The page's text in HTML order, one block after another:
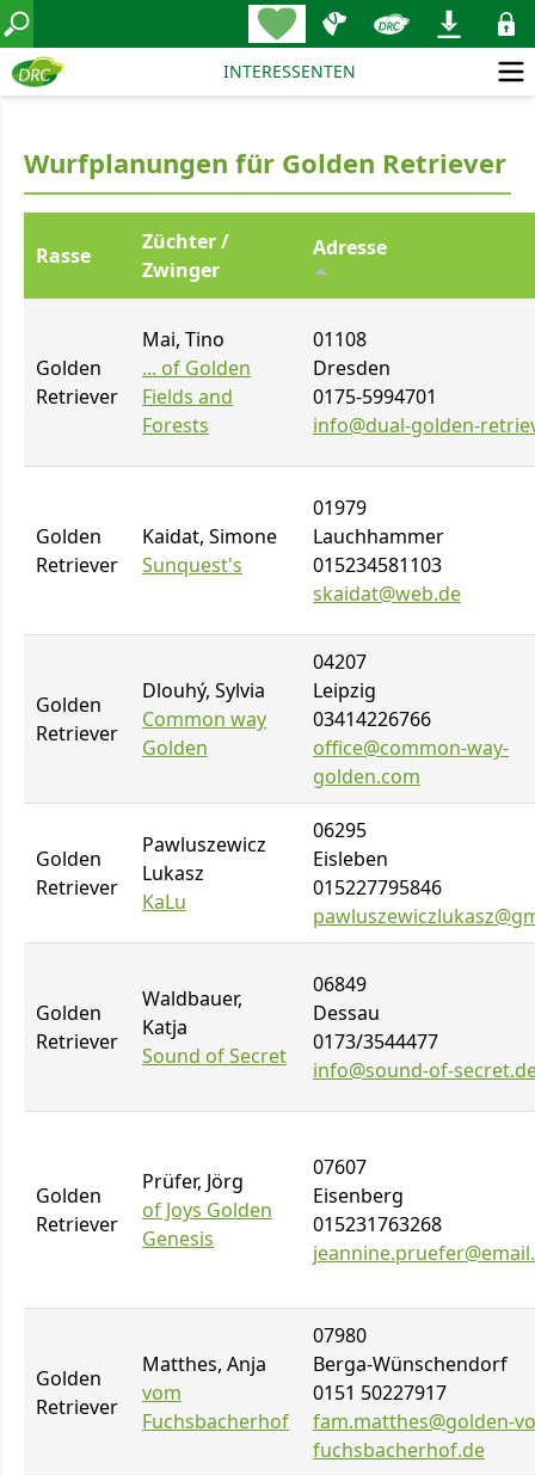
INTERESSENTEN
Wurfplanungen für Golden Retriever
Rasse
Züchter /
Zwinger
Adresse
Golden
Retriever
Mai, Tino
... of Golden
Fields and
Forests
01108
Dresden
0175-5994701
info@dual-golden-
Golden
Retriever
Kaidat, Simone
Sunquest's
01979
Lauchhammer
015234581103
skaidat@web.de
Golden
Retriever
Dlouhý, Sylvia
Common way
Golden
04207
Leipzig
03414226766
office@common-way-
golden.com
Golden
Retriever
Pawluszewicz
Lukasz
KaLu
06295
Eisleben
015227795846
Golden
Retriever
Waldbauer,
Katja
Sound of Secret
06849
Dessau
0173/3544477
info@sound-of-
Golden
Retriever
Prüfer, Jörg
of Joys Golden
Genesis
07607
Eisenberg
015231763268
Golden
Retriever
Matthes, Anja
vom
Fuchsbacherhof
07980
Berga-Wünschendorf
0151 50227917
fam.matthes@golden-
fuchsbacherhof.de